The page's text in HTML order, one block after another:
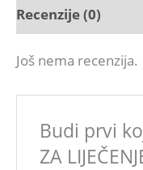
Recenzije (0)
Još nema recenzija.
Budi prvi
ZA